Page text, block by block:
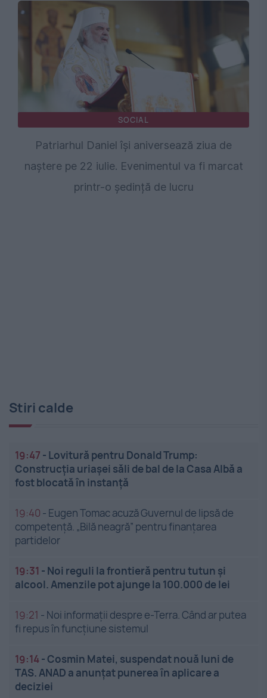
SOCIAL
Patriarhul Daniel își aniversează ziua de
naștere pe 22 iulie. Evenimentul va fi marcat
printr-o ședință de lucru
Stiri calde
19:47 - Lovitură pentru Donald Trump:
Construcția uriașei săli de bal de la Casa Albă a
fost blocată în instanță
19:40 - Eugen Tomac acuză Guvernul de lipsă de
competență. „Bilă neagră” pentru finanțarea
partidelor
19:31 - Noi reguli la frontieră pentru tutun și
alcool. Amenzile pot ajunge la 100.000 de lei
19:21 - Noi informații despre e-Terra. Când ar putea
fi repus în funcțiune sistemul
19:14-Cosmin Matei, suspendat nouă luni de
TAS. ANAD a anunțat punerea în aplicare a
deciziei